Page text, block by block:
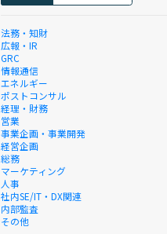
法務・知財
広報・IR
GRC
情報通信
エネルギー
ポストコンサル
経理・財務
営業
事業企画・事業開発
経営企画
総務
マーケティング
人事
社内SE/IT・DX関連
内部監査
その他